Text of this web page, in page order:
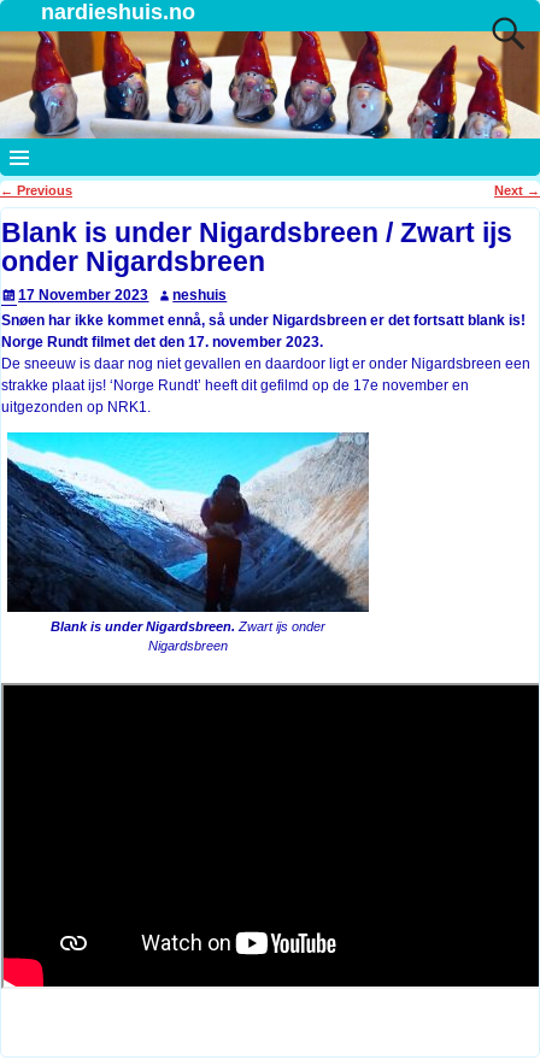
nardieshuis.no
Post navigation
← Previous Next →
Blank is under Nigardsbreen / Zwart ijs
onder Nigardsbreen
17 November 2023
neshuis
Snøen har ikke kommet ennå, så under Nigardsbreen er det fortsatt blank is!
Norge Rundt filmet det den 17. november 2023.
De sneeuw is daar nog niet gevallen en daardoor ligt er onder Nigardsbreen een
strakke plaat ijs! ‘Norge Rundt’ heeft dit gefilmd op de 17e november en
uitgezonden op NRK1.
Blank is under Nigardsbreen. Zwart ijs onder
Nigardsbreen